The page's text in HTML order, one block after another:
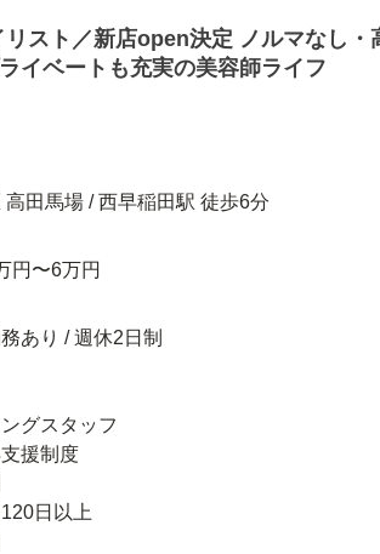
リスト／新店open決定 ノルマなし・
イベートも充実の美容師ライフ
高田馬場 / 西早稲田駅 徒歩6分
円〜6万円
あり / 週休2日制
グスタッフ
援制度
日以上